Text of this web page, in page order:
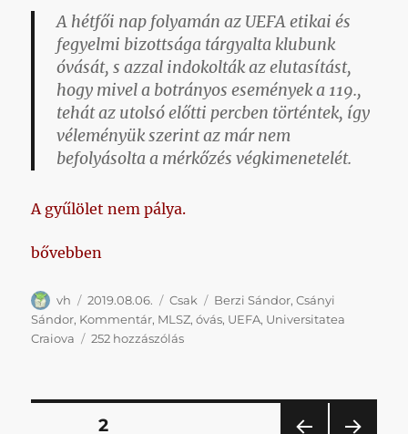
A hétfői nap folyamán az UEFA etikai és
fegyelmi bizottsága tárgyalta klubunk
óvását, s azzal indokolták az elutasítást,
hogy mivel a botrányos események a 119.,
tehát az utolsó előtti percben történtek, így
véleményük szerint az már nem
befolyásolta a mérkőzés végkimenetelét.
A gyűlölet nem pálya.
„A tolvajt bebörtönözték, de a zsákmányt
bővebben
Szerző
vh Közzétéve
2019.08.06. Kategória
Csak Címke
Berzi Sándor,Csányi
Sándor, Kommentár, MLSZ,óvás, UEFA, Universitatea
Craiova
252 hozzászólásA
Bejegyzések
OLDAL2